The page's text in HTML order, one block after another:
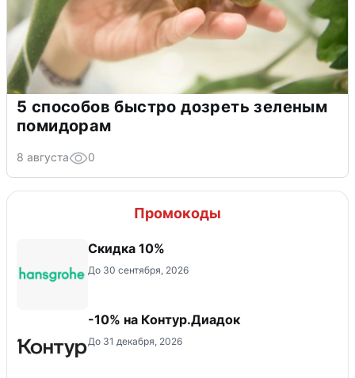
5 способов быстро дозреть зеленым
помидорам
8 августа 0
Промокоды
Скидка 10%
До 30 сентября, 2026
-10% на Контур.Диадок
До 31 декабря, 2026